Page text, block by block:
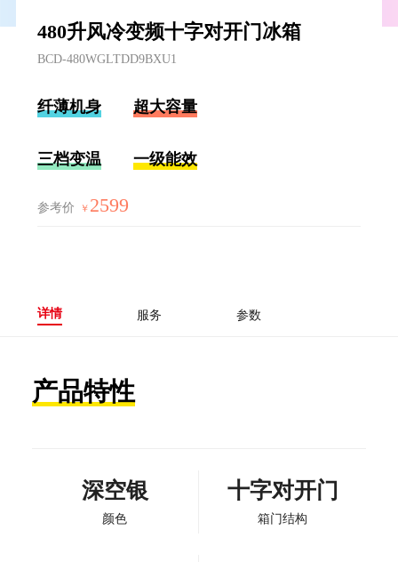
480升风冷变频十字对开门冰箱
BCD-480WGLTDD9BXU1
纤薄机身 超大容量
三档变温 一级能效
参考价 ￥ 2599
详情 服务 参数
产品特性
深空银
颜色
十字对开门
箱门结构